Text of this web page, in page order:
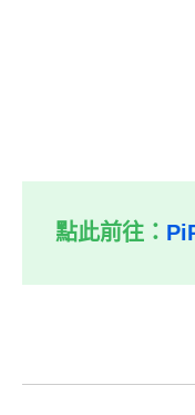
點此前往：